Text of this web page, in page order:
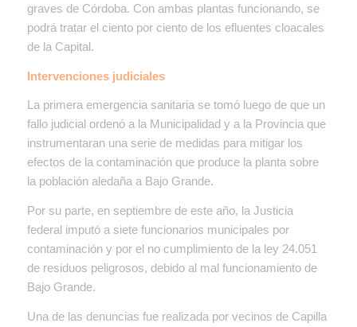
graves de Córdoba. Con ambas plantas funcionando, se
podrá tratar el ciento por ciento de los efluentes cloacales
de la Capital.
Intervenciones judiciales
La primera emergencia sanitaria se tomó luego de que un
fallo judicial ordenó a la Municipalidad y a la Provincia que
instrumentaran una serie de medidas para mitigar los
efectos de la contaminación que produce la planta sobre
la población aledaña a Bajo Grande.
Por su parte, en septiembre de este año, la Justicia
federal imputó a siete funcionarios municipales por
contaminación y por el no cumplimiento de la ley 24.051
de residuos peligrosos, debido al mal funcionamiento de
Bajo Grande.
Una de las denuncias fue realizada por vecinos de Capilla